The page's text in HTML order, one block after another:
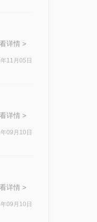
详情 >
11月05日
详情 >
09月10日
详情 >
09月10日